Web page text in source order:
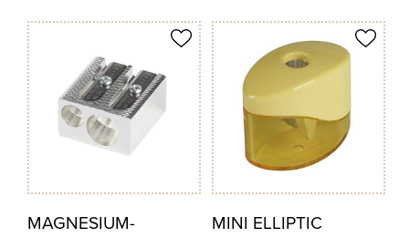
MAGNESIUM-
merken
MINI ELLIPTIC
Produkt merken